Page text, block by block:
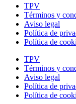
TPV
Términos y
Aviso legal
Política de
Política de
TPV
Términos y
Aviso legal
Política de
Política de